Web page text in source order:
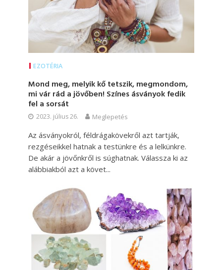
EZOTÉRIA
Mond meg, melyik kő tetszik, megmondom,
mi vár rád a jövőben! Színes ásványok fedik
fel a sorsát
2023. július 26. Meglepetés
Az ásványokról, féldrágakövekről azt tartják,
rezgéseikkel hatnak a testünkre és a lelkünkre.
De akár a jövőnkről is súghatnak. Válassza ki az
alábbiakból azt a követ...